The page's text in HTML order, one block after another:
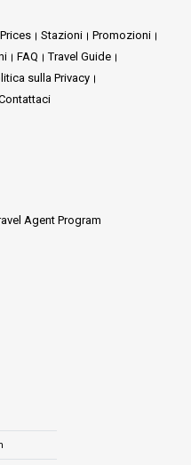
Stazioni
Promozioni
FAQ
Travel Guide
sulla Privacy
Agent Program